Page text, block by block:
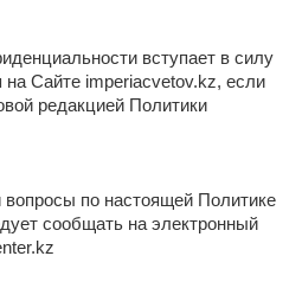
вступает в силу
Сайте imperiacvetov.kz, если
редакцией Политики
по настоящей Политике
сообщать на электронный